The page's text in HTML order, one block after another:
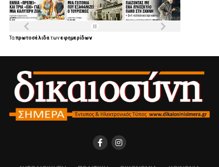
Ταπρωτοσέλιδατωνεφημερίδων